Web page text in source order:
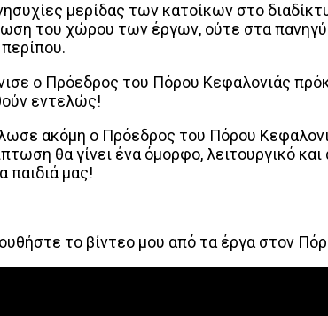
μερίδας των κατοίκων στο
του χώρου των έργων, ούτε στα
ο Πρόεδρος του Πόρου Κεφαλονιάς
εντελώς!
ακόμη ο Πρόεδρος του Πόρου
θα γίνει ένα όμορφο, λειτουργικό
παιδιά μας!
το βίντεο μου από τα έργα στον